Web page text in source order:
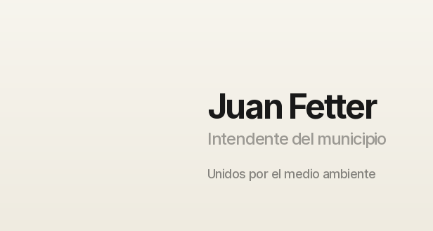
Juan Fetter
Intendente del municipio
Unidos por el medio ambiente